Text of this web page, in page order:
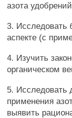
азота
3. Исследовать
аспекте (с
4. Изучить
органическом
5. Исследовать
применения
выявить